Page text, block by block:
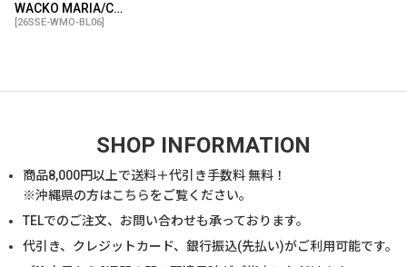
WACKO MARIA/COACH JACKET（BLACK）［コーチJKT-26春夏］
[26SSE-WMO-BL06]
SHOP INFORMATION
商品8,000円以上で送料＋代引き手数料 無料！
※沖縄県の方はこちらをご覧ください。
TELでのご注文、お問い合わせも承っております。
代引き、クレジットカード、銀行振込(先払い)がご利用可能です。